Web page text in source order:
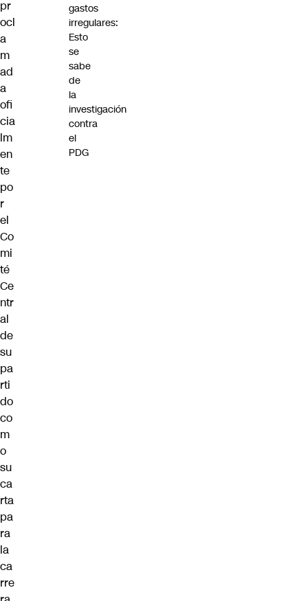
pr
ocl
a
m
ad
a
ofi
cia
lm
en
te
po
r
el
Co
mi
té
Ce
ntr
al
de
su
pa
rti
do
co
m
o
su
ca
rta
pa
ra
la
ca
rre
gastos
irregulares:
Esto
se
sabe
de
la
investigación
contra
el
PDG